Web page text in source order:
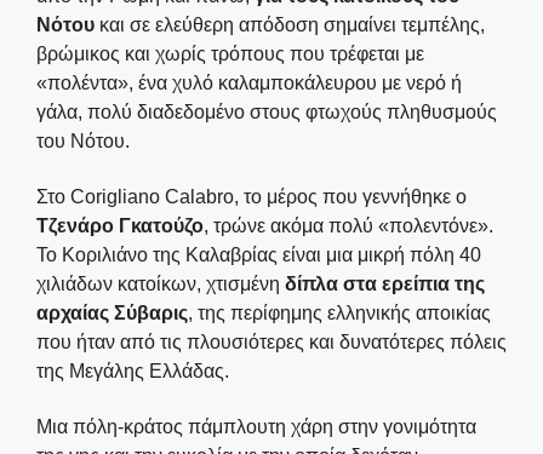
Νότου και σε ελεύθερη απόδοση σημαίνει τεμπέλης,
βρώμικος και χωρίς τρόπους που τρέφεται με
«πολέντα», ένα χυλό καλαμποκάλευρου με νερό ή
γάλα, πολύ διαδεδομένο στους φτωχούς πληθυσμούς
του Νότου.
Στο Corigliano Calabro, το μέρος που γεννήθηκε ο
Τζενάρο Γκατούζο, τρώνε ακόμα πολύ «πολεντόνε».
Το Κοριλιάνο της Καλαβρίας είναι μια μικρή πόλη 40
χιλιάδων κατοίκων, χτισμένη δίπλα στα ερείπια της
αρχαίας Σύβαρις, της περίφημης ελληνικής αποικίας
που ήταν από τις πλουσιότερες και δυνατότερες πόλεις
της Μεγάλης Ελλάδας.
Μια πόλη-κράτος πάμπλουτη χάρη στην γονιμότητα